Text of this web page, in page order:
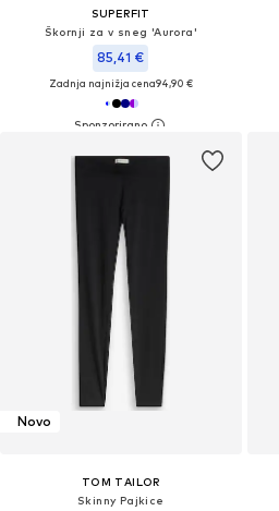
SUPERFIT
Škornji za v sneg 'Aurora'
85,41 €
Zadnja najnižja cena94,90 €
Novo
TOM TAILOR
Skinny Pajkice